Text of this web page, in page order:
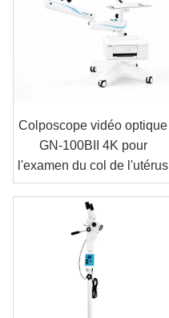
Colposcope vidéo optique
GN-100BII 4K pour
l'examen du col de l'utérus